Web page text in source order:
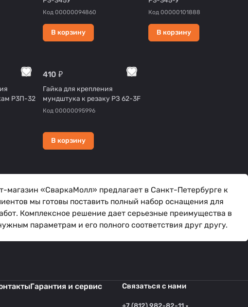
Код00000094860
В корзину
Код00000101888
В корзину
Р3П-32
410 ₽
Гайка для крепления
мундштука к резаку РЗ 62-3F
Код00000095996
В корзину
«СваркаМолл» предлагает в Санкт-Петербурге к
мы готовы поставить полный набор оснащения для
Комплексное решение дает серьезные преимущества в
параметрам и его полного соответствия друг другу.
Гарантия и сервис
Связаться с нами